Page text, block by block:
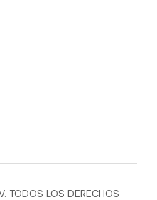
TODOS LOS DERECHOS